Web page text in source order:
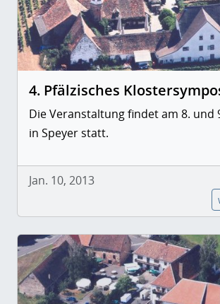
4. Pfälzisches
Die Veranstaltung findet am 8. und
in Speyer statt.
Jan. 10, 2013